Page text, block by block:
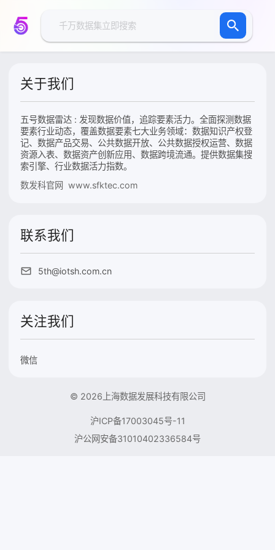
关于我们
五号数据雷达 : 发现数据价值，追踪要素活力。全面探测数据
要素行业动态，覆盖数据要素七大业务领域：数据知识产权登
记、数据产品交易、公共数据开放、公共数据授权运营、数据
资源入表、数据资产创新应用、数据跨境流通。提供数据集搜
索引擎、行业数据活力指数。
数发科官网 www.sfktec.com
联系我们
5th@iotsh.com.cn
关注我们
微信
© 2026上海数据发展科技有限公司
沪ICP备17003045号-11
沪公网安备31010402336584号